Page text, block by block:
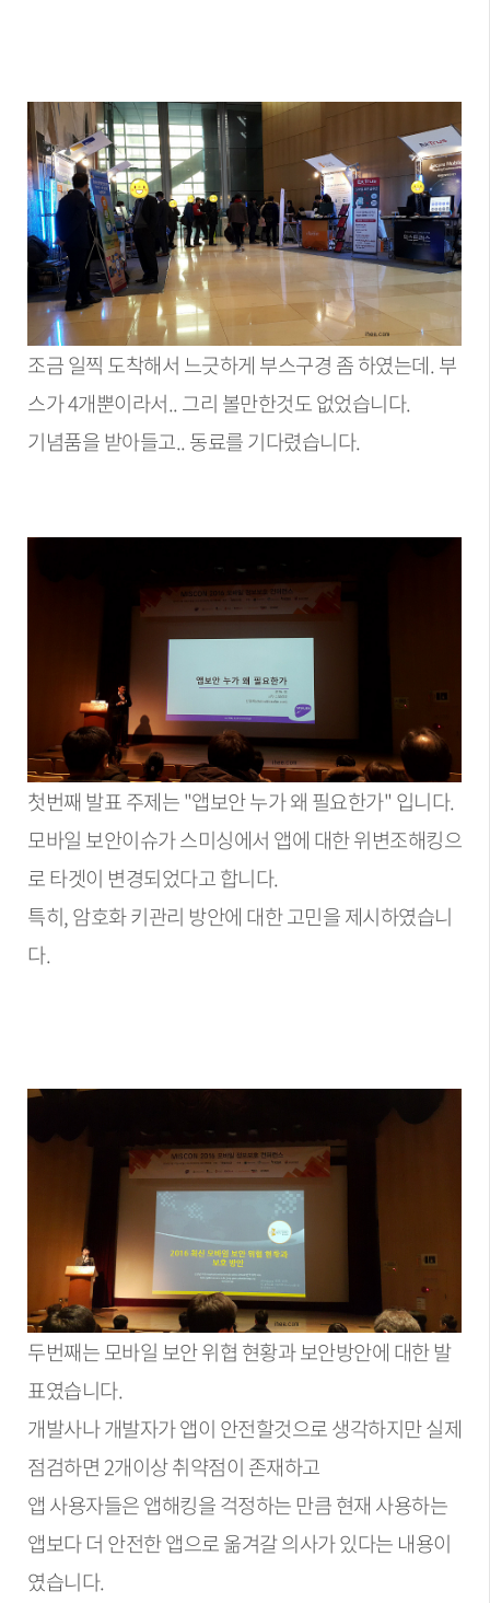
조금 일찍 도착해서 느긋하게 부스구경 좀 하였는데. 부
스가 4개뿐이라서.. 그리 볼만한것도 없었습니다.
기념품을 받아들고.. 동료를 기다렸습니다.
첫번째 발표 주제는 "앱보안 누가 왜 필요한가" 입니다.
모바일 보안이슈가 스미싱에서 앱에 대한 위변조해킹으
로 타겟이 변경되었다고 합니다.
특히, 암호화 키관리 방안에 대한 고민을 제시하였습니
다.
두번째는 모바일 보안 위협 현황과 보안방안에 대한 발
표였습니다.
개발사나 개발자가 앱이 안전할것으로 생각하지만 실제
점검하면 2개이상 취약점이 존재하고
앱 사용자들은 앱해킹을 걱정하는 만큼 현재 사용하는
앱보다 더 안전한 앱으로 옮겨갈 의사가 있다는 내용이
였습니다.